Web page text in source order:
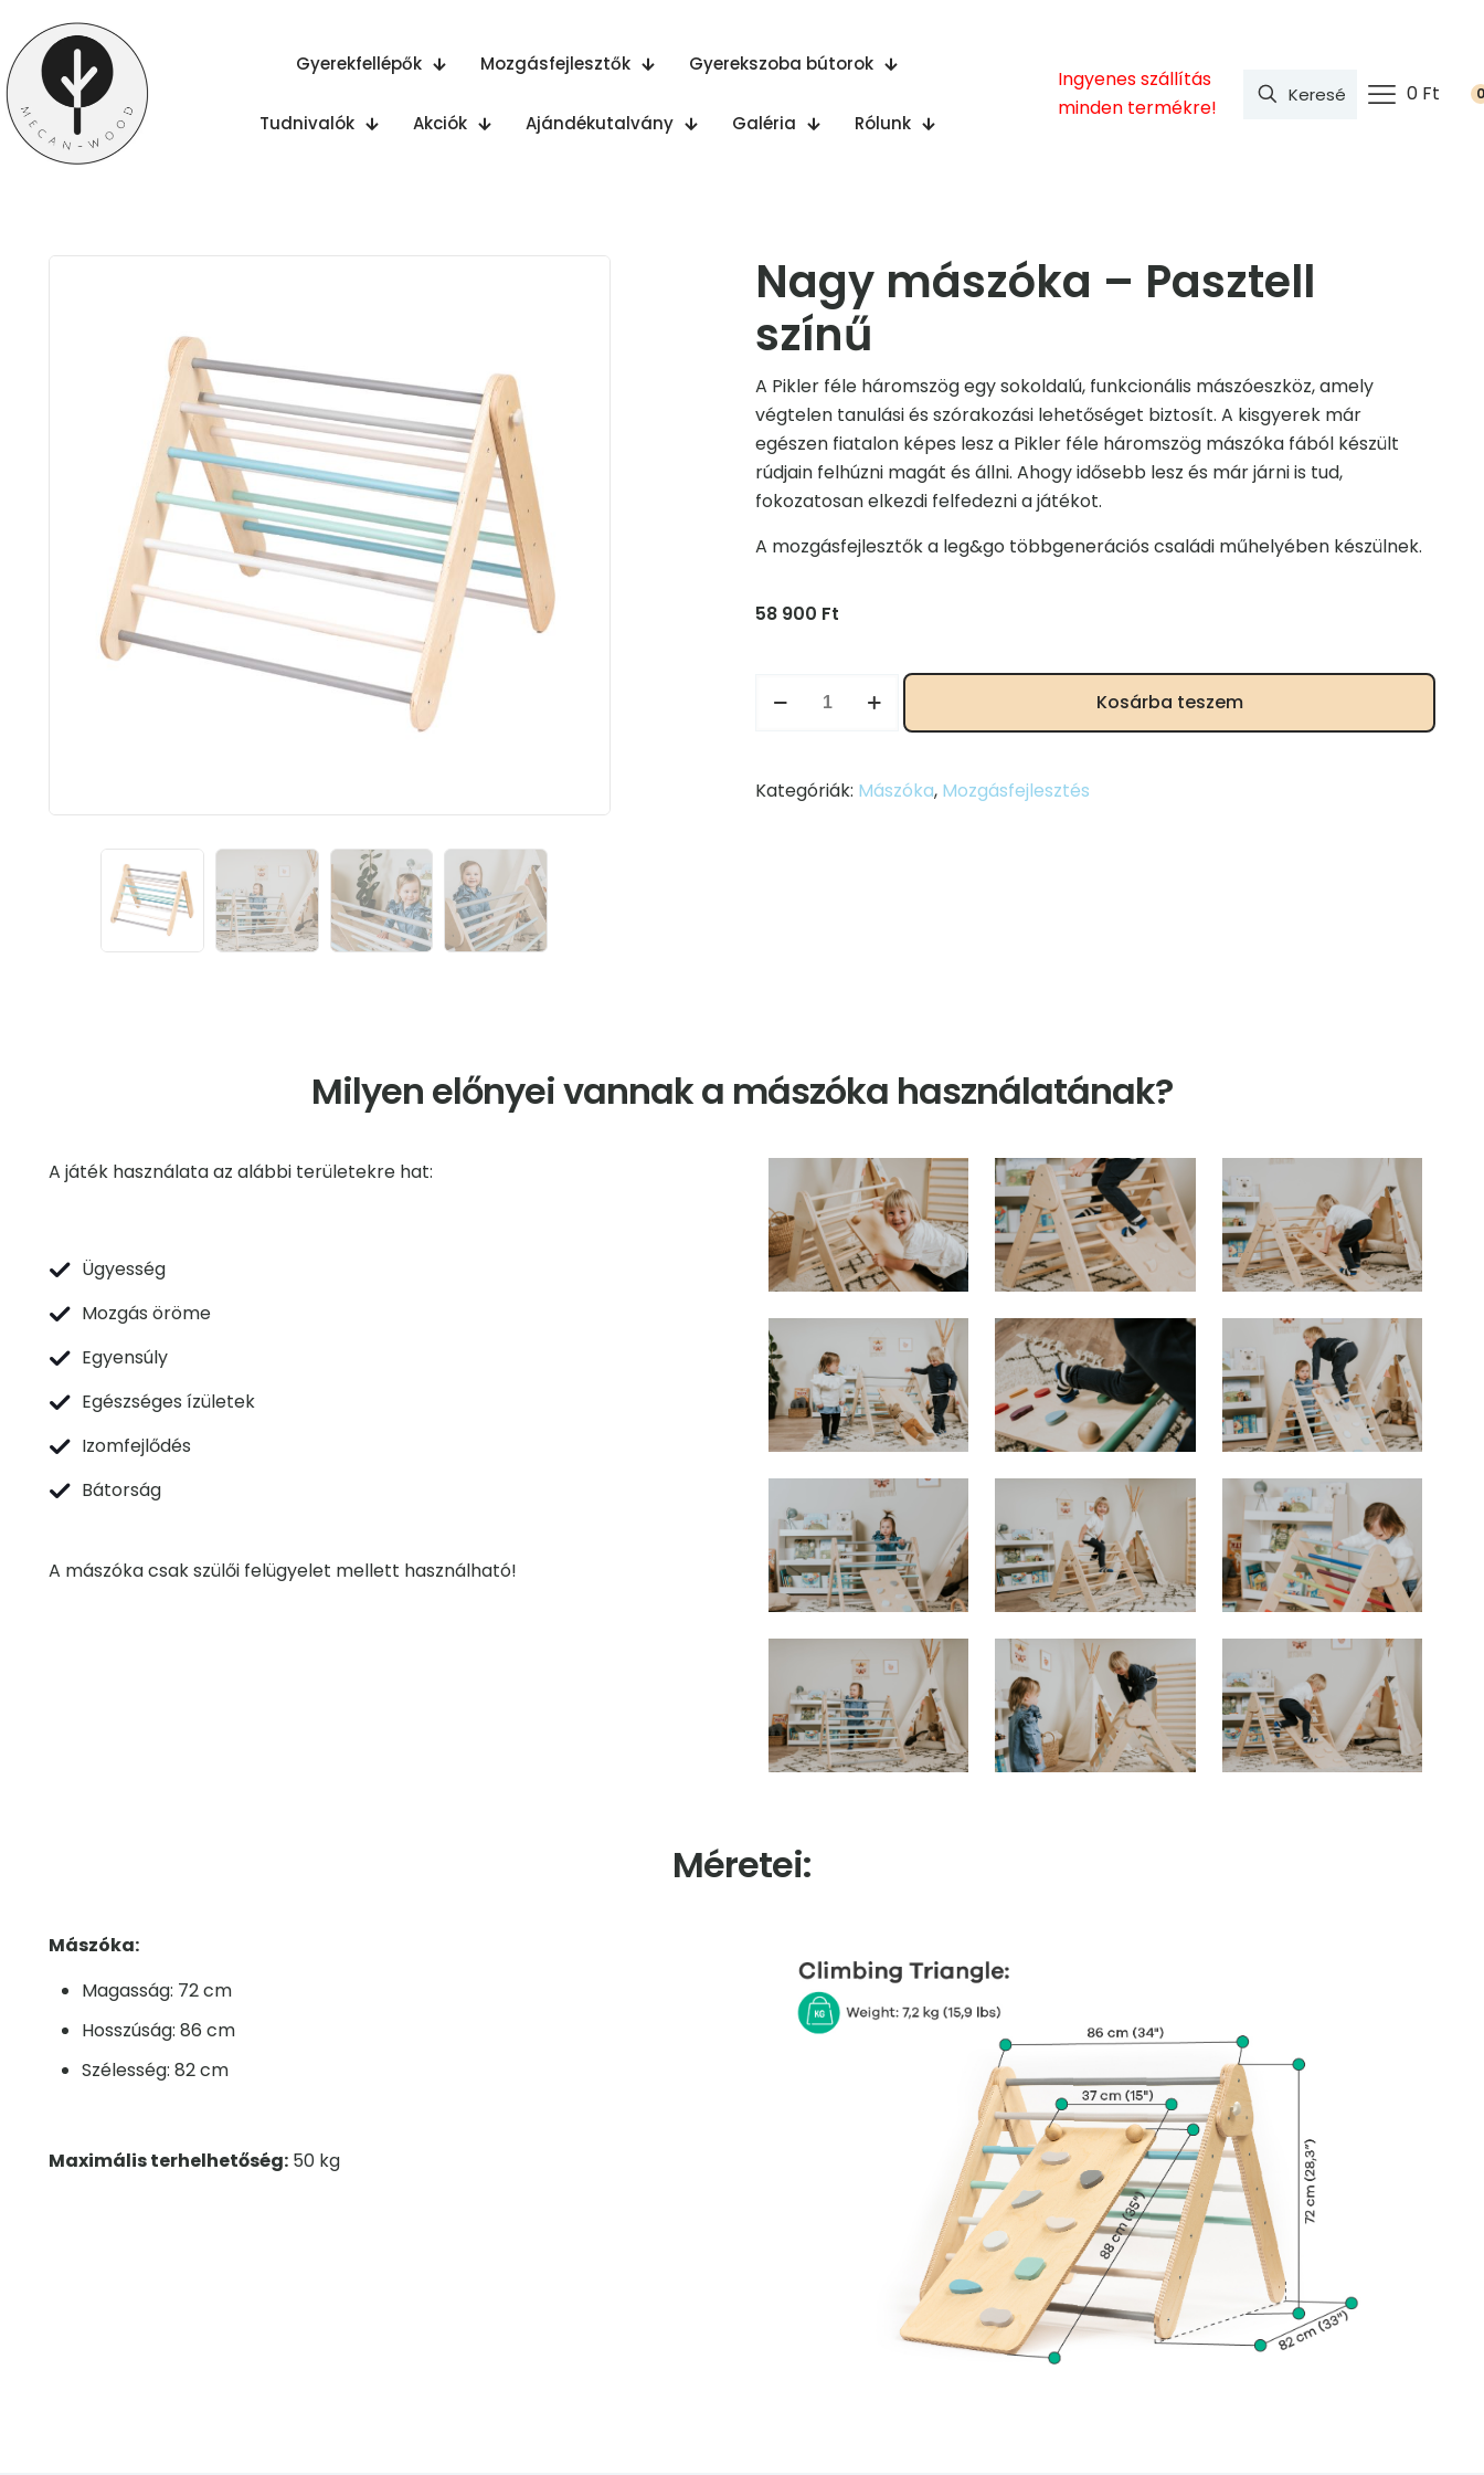
Gyerekfellépők Mozgásfejlesztők Gyerekszoba bútorok
Tudnivalók Akciók Ajándékutalvány Galéria Rólunk
Ingyenes szállítás
minden termékre!
0
0 Ft
Nagy mászóka – Pasztell
színű
A Pikler féle háromszög egy sokoldalú, funkcionális mászóeszköz, amely
végtelen tanulási és szórakozási lehetőséget biztosít. A kisgyerek már
egészen fiatalon képes lesz a Pikler féle háromszög mászóka fából készült
rúdjain felhúzni magát és állni. Ahogy idősebb lesz és már járni is tud,
fokozatosan elkezdi felfedezni a játékot.
A mozgásfejlesztők a leg&go többgenerációs családi műhelyében készülnek.
58 900 Ft
mászóka
színű
Kosárba teszem
Kategóriák: Mászóka, Mozgásfejlesztés
Milyen előnyei vannak a mászóka használatának?
A játék használata az alábbi területekre hat:
Ügyesség
Mozgás öröme
Egyensúly
Egészséges ízületek
Izomfejlődés
Bátorság
A mászóka csak szülői felügyelet mellett használható!
Méretei:
Mászóka:
Magasság: 72 cm
Hosszúság: 86 cm
Szélesség: 82 cm
Maximális terhelhetőség: 50 kg